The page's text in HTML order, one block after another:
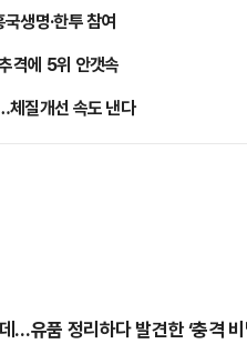
생명·한투 참여
격에 5위 안갯속
질개선 속도 낸다
…유품 정리하다 발견한 ‘충격 비